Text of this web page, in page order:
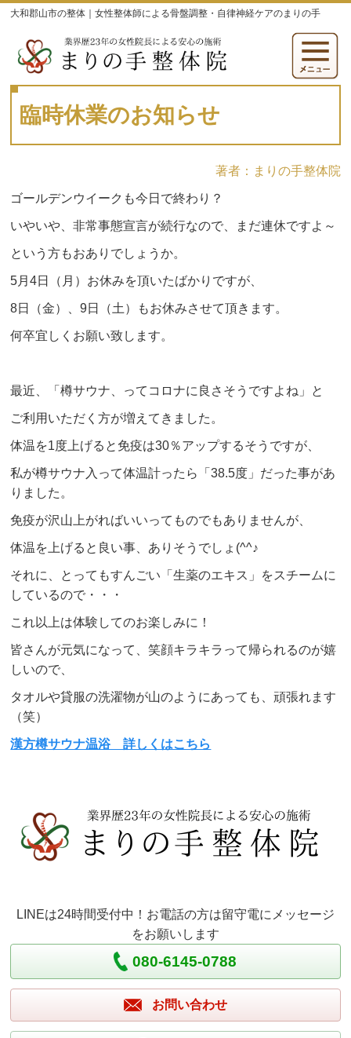
大和郡山市の整体｜女性整体師による骨盤調整・自律神経ケアのまりの手
臨時休業のお知らせ
著者：まりの手整体院
ゴールデンウイークも今日で終わり？
いやいや、非常事態宣言が続行なので、まだ連休ですよ～
という方もおありでしょうか。
5月4日（月）お休みを頂いたばかりですが、
8日（金）、9日（土）もお休みさせて頂きます。
何卒宜しくお願い致します。
最近、「樽サウナ、ってコロナに良さそうですよね」と
ご利用いただく方が増えてきました。
体温を1度上げると免疫は30％アップするそうですが、
私が樽サウナ入って体温計ったら「38.5度」だった事があ
りました。
免疫が沢山上がればいいってものでもありませんが、
体温を上げると良い事、ありそうでしょ(^^♪
それに、とってもすんごい「生薬のエキス」をスチームに
しているので・・・
これ以上は体験してのお楽しみに！
皆さんが元気になって、笑顔キラキラって帰られるのが嬉
しいので、
タオルや貸服の洗濯物が山のようにあっても、頑張れます
（笑）
漢方樽サウナ温浴 詳しくはこちら
LINEは24時間受付中！お電話の方は留守電にメッセージ
をお願いします
080-6145-0788
お問い合わせ